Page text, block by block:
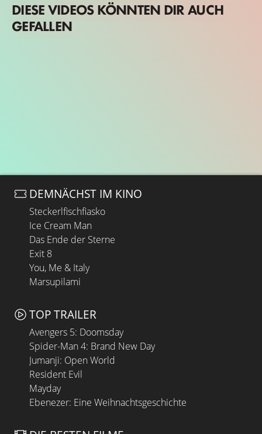
DIESE VIDEOS KÖNNTEN DIR AUCH
GEFALLEN
DEMNÄCHST IM KINO
Steckerlfischfiasko
Ice Cream Man
Das Ende der Sterne
Exit 8
You, Me & Italy
Marsupilami
TOP TRAILER
Avengers 5: Doomsday
Spider-Man 4: Brand New Day
Jumanji: Open World
Resident Evil
Mayday
Ebenezer: Eine Weihnachtsgeschichte